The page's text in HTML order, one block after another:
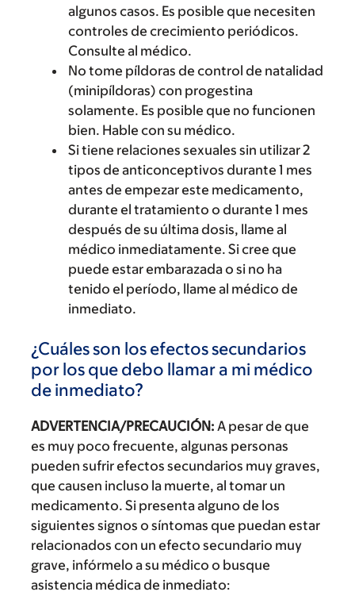
algunos casos. Es posible que necesiten
controles de crecimiento periódicos.
Consulte al médico.
No tome píldoras de control de natalidad
(minipíldoras) con progestina
solamente. Es posible que no funcionen
bien. Hable con su médico.
Si tiene relaciones sexuales sin utilizar 2
tipos de anticonceptivos durante 1 mes
antes de empezar este medicamento,
durante el tratamiento o durante 1 mes
después de su última dosis, llame al
médico inmediatamente. Si cree que
puede estar embarazada o si no ha
tenido el período, llame al médico de
inmediato.
¿Cuáles son los efectos secundarios
por los que debo llamar a mi médico
de inmediato?
ADVERTENCIA/PRECAUCIÓN: A pesar de que
es muy poco frecuente, algunas personas
pueden sufrir efectos secundarios muy graves,
que causen incluso la muerte, al tomar un
medicamento. Si presenta alguno de los
siguientes signos o síntomas que puedan estar
relacionados con un efecto secundario muy
grave, infórmelo a su médico o busque
asistencia médica de inmediato: